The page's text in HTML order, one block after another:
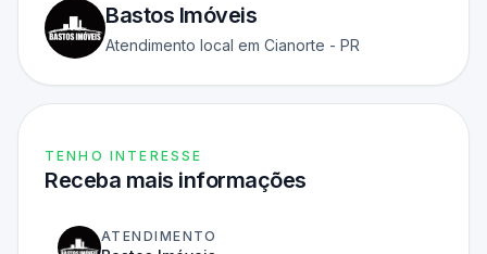
Bastos Imóveis
Atendimento local em Cianorte - PR
TENHO INTERESSE
Receba mais informações
ATENDIMENTO